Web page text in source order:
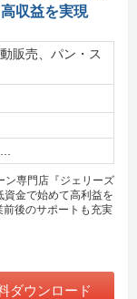
収益を実現
販売、パン・ス
ン専門店『ジェリーズ
金で始めて高利益を
後のサポートも充実
ダウンロード